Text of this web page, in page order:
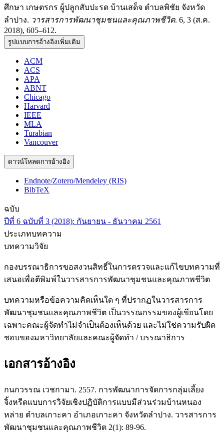
ศึกษา เกษตรกร ผู้ปลูกสับปะรด บ้านเสด็จ ตำบลพิชัย จังหวัด
ลำปาง. วารสารการพัฒนาชุมชนและคุณภาพชีวิต. 6, 3 (ส.ค.
2018), 605–612.
รูปแบบการอ้างอิงเพิ่มเติม
ACM
ACS
APA
ABNT
Chicago
Harvard
IEEE
MLA
Turabian
Vancouver
ดาวน์โหลดการอ้างอิง
Endnote/Zotero/Mendeley (RIS)
BibTeX
ฉบับ
ปีที่ 6 ฉบับที่ 3 (2018): กันยายน - ธันวาคม 2561
ประเภทบทความ
บทความวิจัย
กองบรรณาธิการขอสงวนสิทธิ์ในการตรวจและแก้ไขบทความที่
เสนอเพื่อตีพิมพ์ในวารสารการพัฒนาชุมชนและคุณภาพชีวิต
บทความหรือข้อความคิดเห็นใด ๆ ที่ปรากฏในวารสารการ
พัฒนาชุมชนและคุณภาพชีวิต เป็นวรรณกรรมของผู้เขียนโดย
เฉพาะคณะผู้จัดทำไม่จำเป็นต้องเห็นด้วย และไม่ใช่ความรับผิด
ชอบของมหาวิทยาลัยและคณะผู้จัดทำ / บรรณาธิการ
เอกสารอ้างอิง
กนกวรรณ เวชกามา. 2557. การพัฒนาการจัดการกลุ่มเลี้ยง
จิ้งหรีดแบบการวิจัยเชิงปฏิบัติการแบบมีส่วนร่วมบ้านหนอง
หล่าย ตำบลเกาะคา อำเภอเกาะคา จังหวัดลำปาง. วารสารการ
พัฒนาชุมชนและคุณภาพชีวิต 2(1): 89-96.